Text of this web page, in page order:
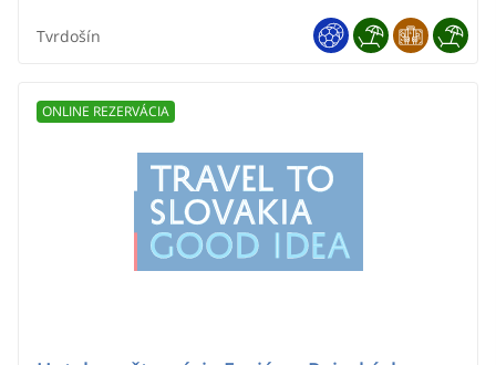
Nachádza sa tu: Aquapark, Ski Park a ubytovanie.
Tvrdošín
ONLINE REZERVÁCIA